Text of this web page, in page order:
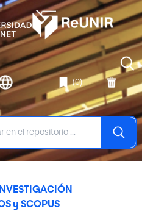
(0)
y SCOPUS